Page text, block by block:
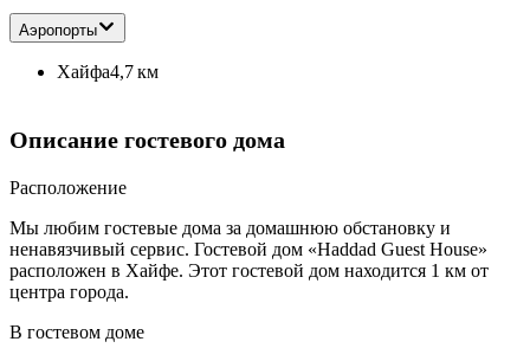
Аэропорты
Хайфа4,7 км
Описание гостевого дома
Расположение
Мы любим гостевые дома за домашнюю обстановку и
ненавязчивый сервис. Гостевой дом «Haddad Guest House»
расположен в Хайфе. Этот гостевой дом находится 1 км от
центра города.
В гостевом доме